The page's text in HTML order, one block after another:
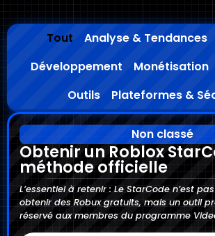
Analyse & Tendances
Développement
Monétisation
Outils
Plateformes &
Tout
Non classé
Obtenir un Roblox
méthode officielle
L’essentiel à retenir : Le StarCode n’est
obtenir des Robux gratuits, mais un outil
réservé aux membres du programme